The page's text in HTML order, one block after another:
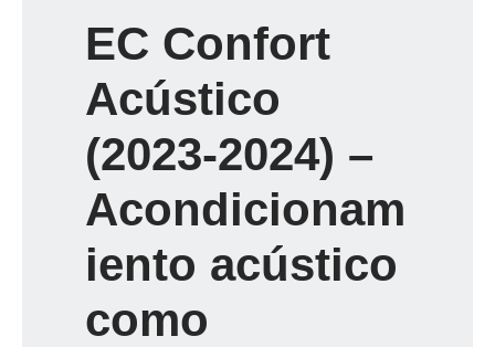
EC Confort
Acústico
(2023-2024) –
Acondicionam
iento acústico
como